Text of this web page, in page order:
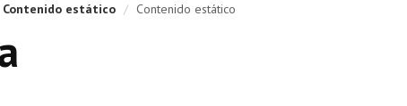
Contenido estático / Contenido estático